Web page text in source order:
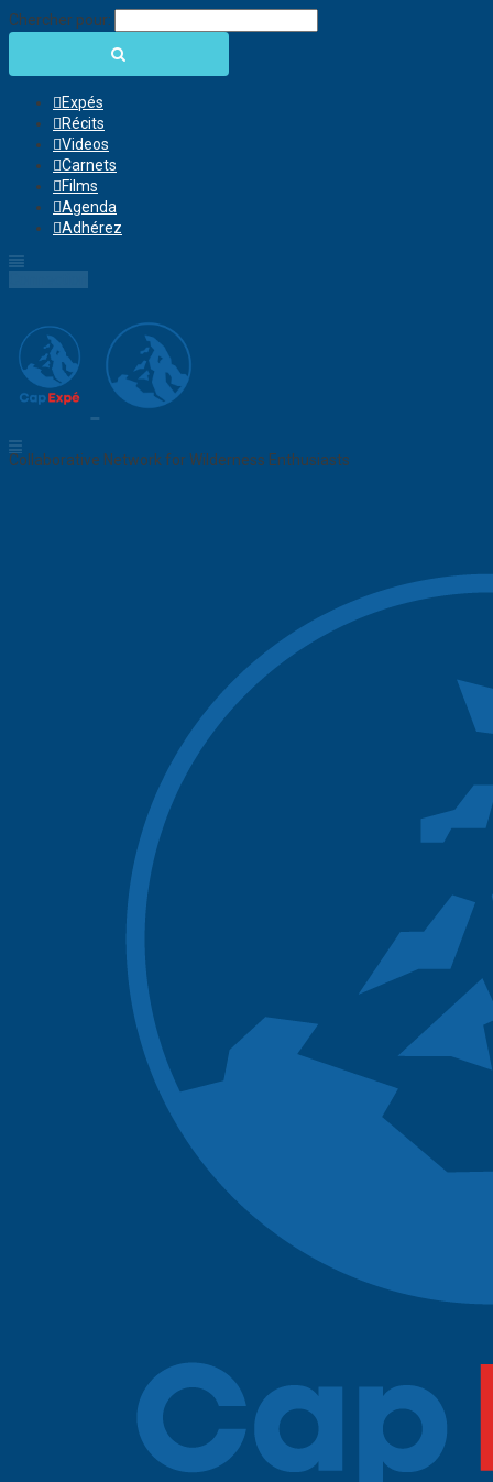
Chercher pour:
Expés
Récits
Videos
Carnets
Films
Agenda
Adhérez
Collaborative Network for Wilderness Enthusiasts